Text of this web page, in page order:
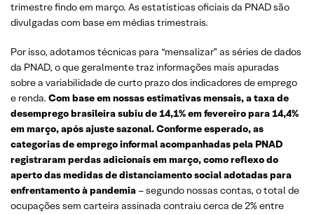
trimestre findo em março. As estatísticas oficiais da PNAD são
divulgadas com base em médias trimestrais.
Por isso, adotamos técnicas para “mensalizar” as séries de dados
da PNAD, o que geralmente traz informações mais apuradas
sobre a variabilidade de curto prazo dos indicadores de emprego
e renda. Com base em nossas estimativas mensais, a taxa de
desemprego brasileira subiu de 14,1% em fevereiro para 14,4%
em março, após ajuste sazonal. Conforme esperado, as
categorias de emprego informal acompanhadas pela PNAD
registraram perdas adicionais em março, como reflexo do
aperto das medidas de distanciamento social adotadas para
enfrentamento à pandemia – segundo nossas contas, o total de
ocupações sem carteira assinada contraiu cerca de 2% entre